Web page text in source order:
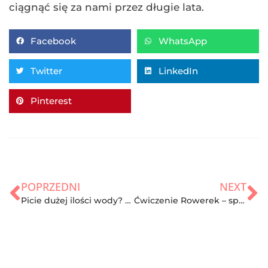
ciągnąć się za nami przez długie lata.
Facebook WhatsApp
Twitter LinkedIn
Pinterest
POPRZEDNI
Picie dużej ilości wody? Zdecydowanie tak
NEXT
Ćwiczenie Rowerek – sprzymierzeniec pięknych pośladków? Zasady, wady i zalety